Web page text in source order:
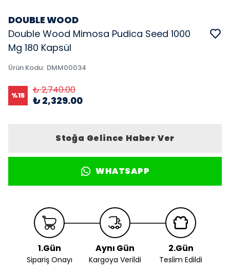
DOUBLE WOOD
Double Wood Mimosa Pudica Seed 1000
Mg 180 Kapsül
Ürün Kodu: DMM00034
%15 ₺ 2,740.00
₺ 2,329.00
Stoğa Gelince Haber Ver
WHATSAPP
1.Gün
Sipariş Onayı
Aynı Gün
Kargoya Verildi
2.Gün
Teslim Edildi